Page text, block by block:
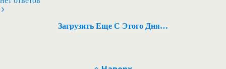
Загрузить Еще С Этого Дня…